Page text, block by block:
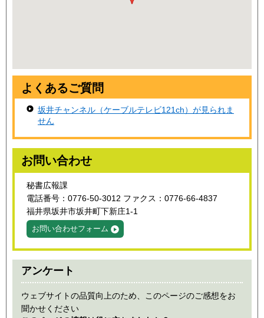
よくあるご質問
坂井チャンネル（ケーブルテレビ121ch）が見られま
せん
お問い合わせ
秘書広報課
電話番号：0776-50-3012 ファクス：0776-66-4837
福井県坂井市坂井町下新庄1-1
お問い合わせフォーム
アンケート
ウェブサイトの品質向上のため、このページのご感想をお
聞かせください